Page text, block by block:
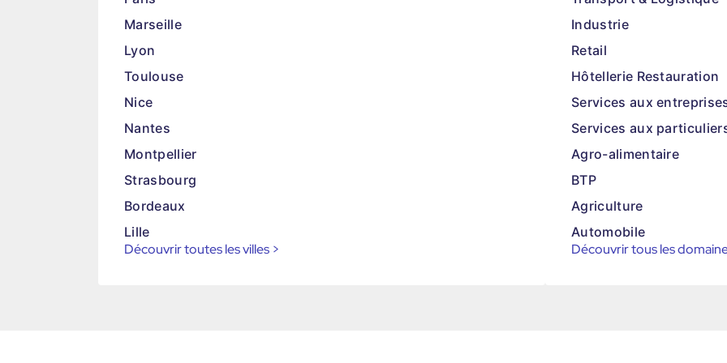
Marseille
Lyon
Toulouse
Nice
Nantes
Montpellier
Strasbourg
Bordeaux
Lille
Découvrir toutes les villes >
Industrie
Retail
Hôtellerie Restauration
Services aux
Services aux
Agro-alimentaire
BTP
Agriculture
Automobile
Découvrir tous les